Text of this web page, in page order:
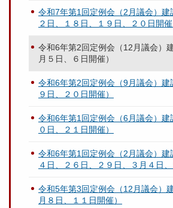
令和7年第1回定例会（2月議会）
２日、１８日、１９日、２０日開催
令和6年第2回定例会（12月議会）
月５日、６日開催）
令和6年第2回定例会（9月議会）
９日、２０日開催）
令和6年第1回定例会（6月議会）
０日、２１日開催）
令和6年第1回定例会（2月議会）
４日、２６日、２９日、３月４日、
令和5年第3回定例会（12月議会）
月８日、１１日開催）